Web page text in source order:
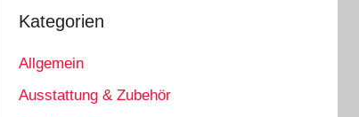
Kategorien
Allgemein
Ausstattung & Zubehör